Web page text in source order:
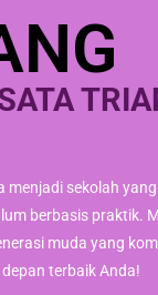
menjadi sekolah
berbasis praktik.
muda yang
terbaik Anda!